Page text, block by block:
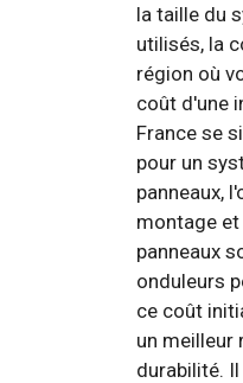
la taille du
utilisés, la
région où
coût d'une
France se
pour un
panneaux,
montage
panneaux
onduleurs
ce coût
un meilleur
durabilité.